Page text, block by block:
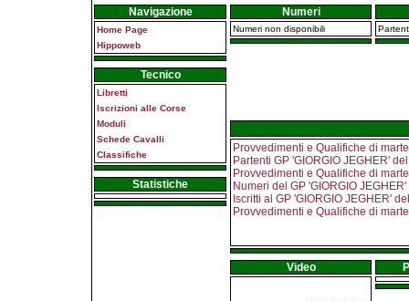
Navigazione
Home Page
Hippoweb
Tecnico
Libretti
Iscrizioni alle Corse
Moduli
Schede Cavalli
Classifiche
Statistiche
Numeri
Numeri non disponibili
Provvedimenti e Qualifiche di
Partenti GP 'GIORGIO JEGHER'
Provvedimenti e Qualifiche di
Numeri del GP 'GIORGIO
Iscritti al GP 'GIORGIO JEGHER'
Provvedimenti e Qualifiche di
Video